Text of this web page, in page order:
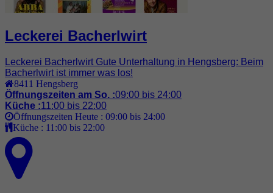
Leckerei Bacherlwirt
Leckerei Bacherlwirt Gute Unterhaltung in Hengsberg: Beim
Bacherlwirt ist immer was los!
8411 Hengsberg
Öffnungszeiten am So. :09:00 bis 24:00
Küche :11:00 bis 22:00
Öffnungszeiten Heute : 09:00 bis 24:00
Küche : 11:00 bis 22:00